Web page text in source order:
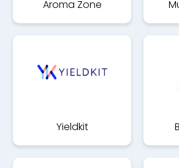
Aroma Zone
Yieldkit